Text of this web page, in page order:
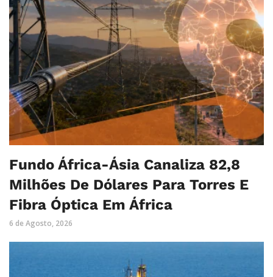
Fundo África-Ásia Canaliza 82,8
Milhões De Dólares Para Torres E
Fibra Óptica Em África
6 de Agosto, 2026